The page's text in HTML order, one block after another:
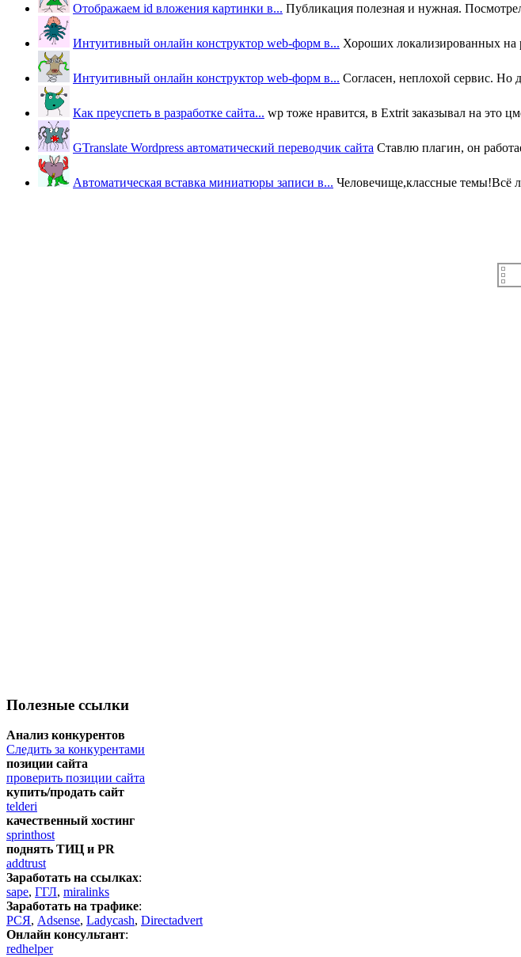
Отображаем id вложения картинки в... Публикация полезная и нужная.
Интуитивный онлайн конструктор web-форм в... Хороших локализированных на
Интуитивный онлайн конструктор web-форм в... Согласен, неплохой сервис. Но
Как преуспеть в разработке сайта... wp тоже нравится, в Extrit заказывал на это
GTranslate Wordpress автоматический переводчик сайта Ставлю плагин, он
Автоматическая вставка миниатюры записи в... Человечище,классные
Полезные ссылки
Анализ конкурентов
Следить за конкурентами
позиции сайта
проверить позиции сайта
купить/продать сайт
telderi
качественный хостинг
sprinthost
поднять ТИЦ и PR
addtrust
Заработать на ссылках:
sape, ГГЛ, miralinks
Заработать на трафике:
РСЯ, Adsense, Ladycash, Directadvert
Онлайн консультант:
redhelper